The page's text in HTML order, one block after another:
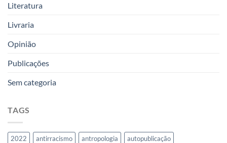
Literatura
Livraria
Opinião
Publicações
Sem categoria
TAGS
2022 antirracismo antropologia
autopublicação